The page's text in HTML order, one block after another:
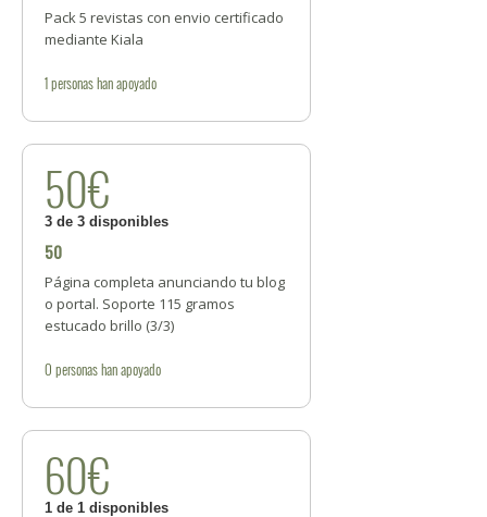
Pack 5 revistas con envio certificado
mediante Kiala
1personashan apoyado
50€
3 de 3 disponibles
50
Página completa anunciando tu blog
o portal. Soporte 115 gramos
estucado brillo (3/3)
0 personashan apoyado
60€
1 de 1 disponibles